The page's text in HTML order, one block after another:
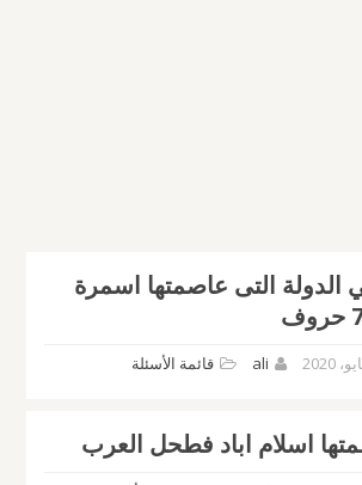
الدولة التى عاصمتها اسمرة
ali قائمة الأسئلة
اسلام اباد فطحل العرب